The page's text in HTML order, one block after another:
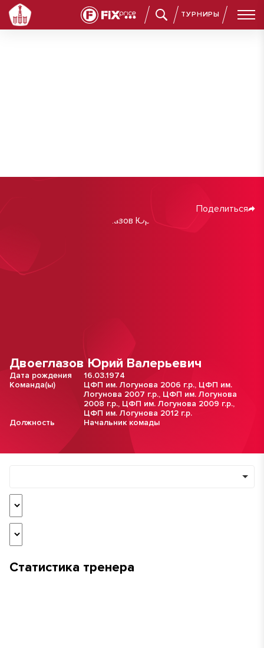
ТУРНИРЫ
Двоеглазов Юрий Валерьевич
Дата рождения
16.03.1974
Команда(ы)
ЦФП им. Логунова 2006 г.р., ЦФП им.
Логунова 2007 г.р., ЦФП им. Логунова
2008 г.р., ЦФП им. Логунова 2009 г.р.,
ЦФП им. Логунова 2012 г.р.
Должность
Начальник комады
Поделиться
Статистика тренера